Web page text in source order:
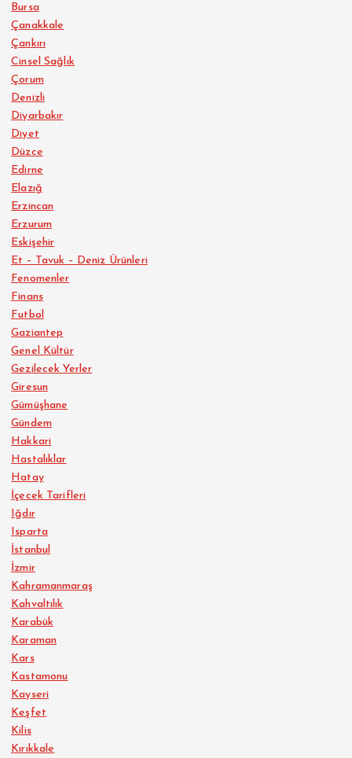
Bursa
Çanakkale
Çankırı
Cinsel Sağlık
Çorum
Denizli
Diyarbakır
Diyet
Düzce
Edirne
Elazığ
Erzincan
Erzurum
Eskişehir
Et – Tavuk – Deniz Ürünleri
Fenomenler
Finans
Futbol
Gaziantep
Genel Kültür
Gezilecek Yerler
Giresun
Gümüşhane
Gündem
Hakkari
Hastalıklar
Hatay
İçecek Tarifleri
Iğdır
Isparta
İstanbul
İzmir
Kahramanmaraş
Kahvaltılık
Karabük
Karaman
Kars
Kastamonu
Kayseri
Keşfet
Kilis
Kırıkkale